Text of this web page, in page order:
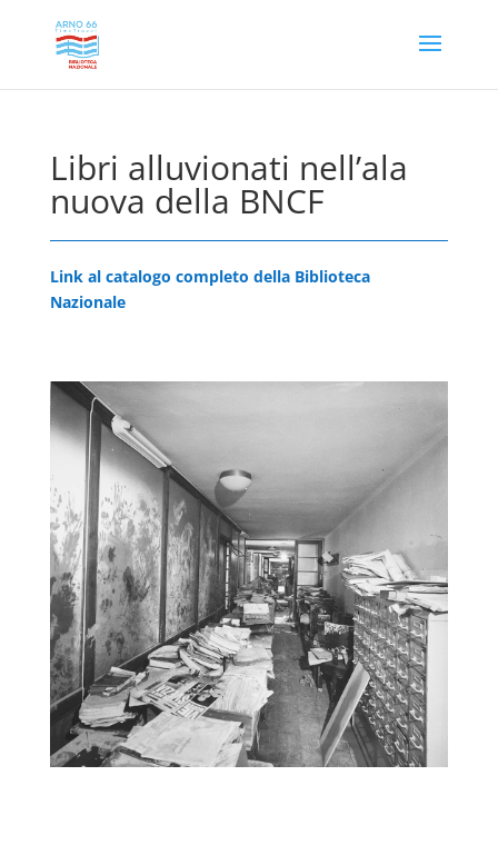
Libri alluvionati nell’ala
nuova della BNCF
Link al catalogo completo della Biblioteca
Nazionale